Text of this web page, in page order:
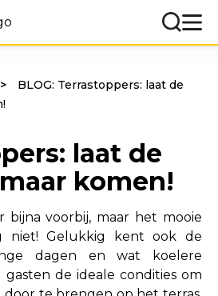
BLOG: Terrastoppers: laat de
laat de
komen!
bijna voorbij, maar het mooie
niet! Gelukkig kent ook de
dagen en wat koelere
gasten de ideale condities om